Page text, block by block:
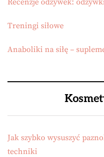
Treningi siłowe
Anaboliki na siłę –
Jak szybko wysuszyć
techniki